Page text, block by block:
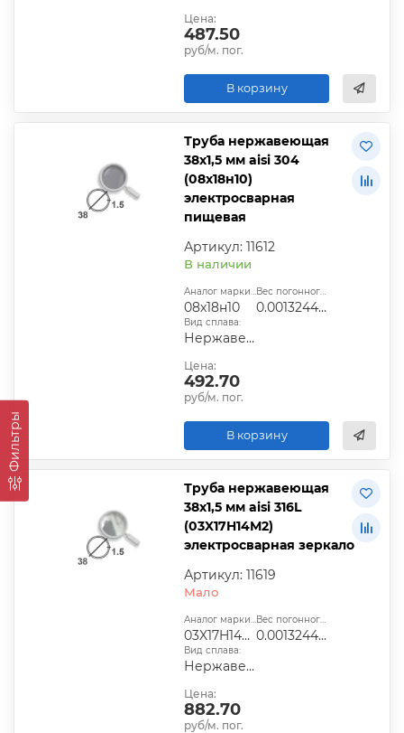
Фильтры
Цена:
487.50
руб/м. пог.
В корзину
Труба нержавеющая
38х1,5 мм aisi 304
(08х18н10)
электросварная
пищевая
Артикул: 11612
В наличии
Аналог марки стали:
08х18н10
Вес погонного метра, т.:
0.0013244025
Вид сплава:
Нержавеющая сталь
Цена:
492.70
руб/м. пог.
В корзину
Труба нержавеющая
38х1,5 мм aisi 316L
(03X17H14М2)
электросварная зеркало
Артикул: 11619
Мало
Аналог марки стали:
03X17H14М2
Вес погонного метра, т.:
0.0013244025
Вид сплава:
Нержавеющая сталь
Цена:
882.70
руб/м. пог.